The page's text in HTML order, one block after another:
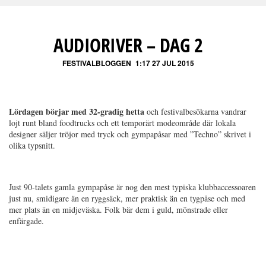
AUDIORIVER – DAG 2
FESTIVALBLOGGEN 1:17 27 JUL 2015
Lördagen börjar med 32-gradig hetta och festivalbesökarna vandrar
lojt runt bland foodtrucks och ett temporärt modeområde där lokala
designer säljer tröjor med tryck och gympapåsar med ”Techno” skrivet i
olika typsnitt.
Just 90-talets gamla gympapåse är nog den mest typiska klubbaccessoaren
just nu, smidigare än en ryggsäck, mer praktisk än en tygpåse och med
mer plats än en midjeväska. Folk bär dem i guld, mönstrade eller
enfärgade.